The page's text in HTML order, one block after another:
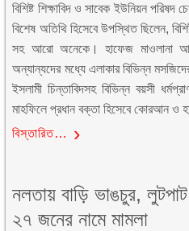
বিশিষ্ট শিক্ষাবিদ ও সাবেক ইউনিয়ন পরিষদ
বিশেষ অতিথি হিসেবে উপস্থিত ছিলেন,
সহ আরো অনেকে। হাফেজ মাওলানা
অন্যান্যদের মধ্যে এলাকার বিভিন্ন
ইসলামী চিন্তাবিদসহ বিভিন্ন বয়সী
মাহফিলে প্রধান বক্তা হিসেবে কোরআন ও
বিস্তারিত…
নলতায় বাড়ি ভাঙচুর,
২৭ জনের নামে মামলা